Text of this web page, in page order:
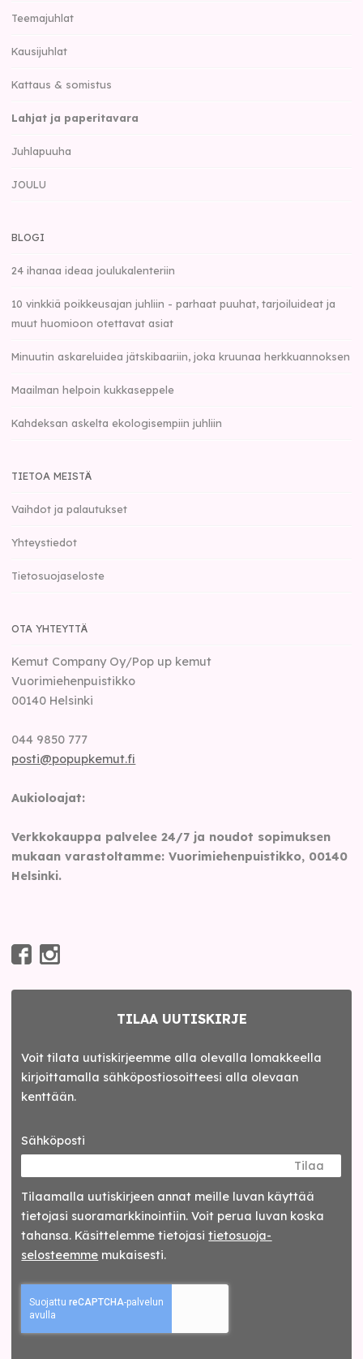
Teemajuhlat
Kausijuhlat
Kattaus & somistus
Lahjat ja paperitavara
Juhlapuuha
JOULU
BLOGI
24 ihanaa ideaa joulukalenteriin
10 vinkkiä poikkeusajan juhliin - parhaat puuhat, tarjoiluideat ja
muut huomioon otettavat asiat
Minuutin askareluidea jätskibaariin, joka kruunaa herkkuannoksen
Maailman helpoin kukkaseppele
Kahdeksan askelta ekologisempiin juhliin
TIETOA MEISTÄ
Vaihdot ja palautukset
Yhteystiedot
Tietosuojaseloste
OTA YHTEYTTÄ
Kemut Company Oy/Pop up kemut
Vuorimiehenpuistikko
00140 Helsinki
044 9850 777
posti@popupkemut.fi
Aukioloajat:
Verkkokauppa palvelee 24/7 ja noudot sopimuksen
mukaan varastoltamme: Vuorimiehenpuistikko, 00140
Helsinki.
TILAA UUTISKIRJE
Voit tilata uutiskirjeemme alla olevalla lomakkeella
kirjoittamalla sähköpostiosoitteesi alla olevaan
kenttään.
Sähköposti
Tilaa
Tilaamalla uutis­kirjeen annat meille luvan käyttää
tietojasi suora­markkinointiin. Voit perua luvan koska
tahansa. Käsittelemme tietojasitieto­suoja­
selosteemme mukaisesti.